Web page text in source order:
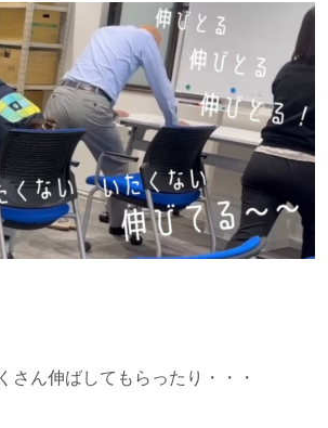
さん伸ばしてもらったり・・・